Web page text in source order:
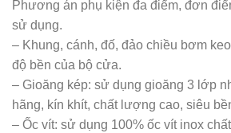
Phương án phụ kiện đa điểm, đơn
sử dụng.
– Khung, cánh, đố, đảo chiều bơm
độ bền của bộ cửa.
– Gioăng kép: sử dụng gioăng 3 lớp
hãng, kín khít, chất lượng cao, siêu
– Ốc vít: sử dụng 100% ốc vít inox